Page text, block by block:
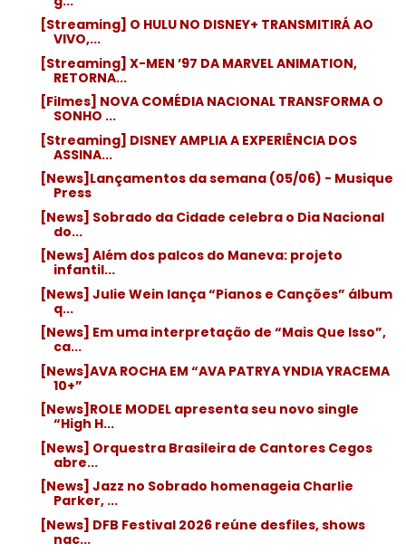
[Streaming] O HULU NO DISNEY+ TRANSMITIRÁ AO
VIVO,...
[Streaming] X-MEN ’97 DA MARVEL ANIMATION,
RETORNA...
[Filmes] NOVA COMÉDIA NACIONAL TRANSFORMA O
SONHO ...
[Streaming] DISNEY AMPLIA A EXPERIÊNCIA DOS
ASSINA...
[News]Lançamentos da semana (05/06) - Musique
Press
[News] Sobrado da Cidade celebra o Dia Nacional
do...
[News] Além dos palcos do Maneva: projeto
infantil...
[News] Julie Wein lança “Pianos e Canções” álbum
q...
[News] Em uma interpretação de “Mais Que Isso”,
ca...
[News]AVA ROCHA EM “AVA PATRYA YNDIA YRACEMA
10+”
[News]ROLE MODEL apresenta seu novo single
“High H...
[News] Orquestra Brasileira de Cantores Cegos
abre...
[News] Jazz no Sobrado homenageia Charlie
Parker, ...
[News] DFB Festival 2026 reúne desfiles, shows
nac...